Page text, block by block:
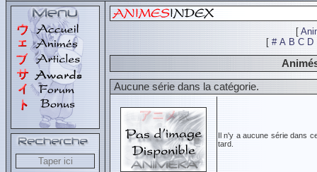
[
[ # A B C D
Aucune série dans la catégorie.
Il n'y a aucune série dans
tard.